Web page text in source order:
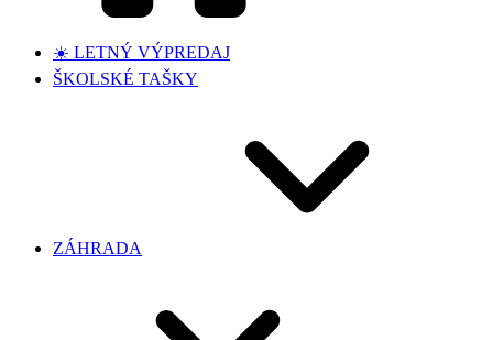
☀️ LETNÝ VÝPREDAJ
ŠKOLSKÉ TAŠKY
ZÁHRADA